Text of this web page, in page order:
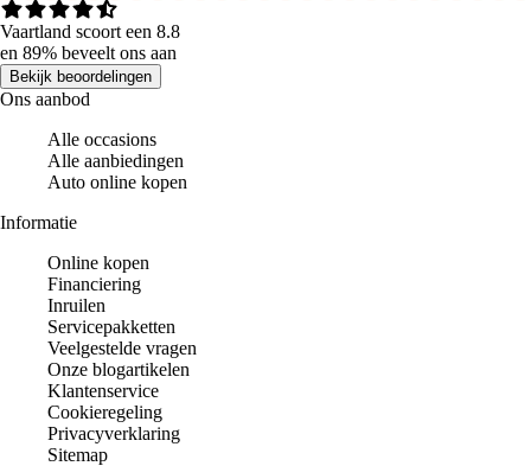
Vaartland scoort een 8.8
en 89% beveelt ons aan
Bekijk beoordelingen
Ons aanbod
Alle occasions
Alle aanbiedingen
Auto online kopen
Informatie
Online kopen
Financiering
Inruilen
Servicepakketten
Veelgestelde vragen
Onze blogartikelen
Klantenservice
Cookieregeling
Privacyverklaring
Sitemap